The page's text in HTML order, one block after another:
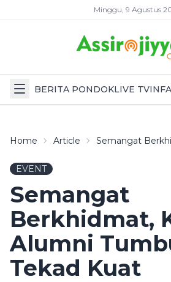
Minggu, 9 Agustus
BERITA PONDOKLIVE TV
Home Article Semangat
EVENT
Semangat
Berkhidmat,
Alumni
Tekad Kuat